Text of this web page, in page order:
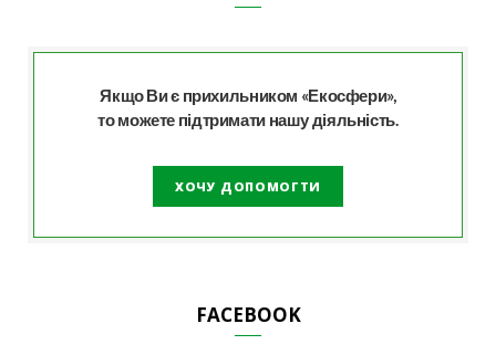
Якщо Ви є прихильником «Екосфери»,
то можете підтримати нашу діяльність.
ХОЧУ ДОПОМОГТИ
FACEBOOK